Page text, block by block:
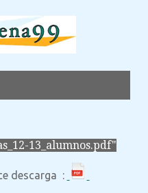
13_alumnos.pdf"
: